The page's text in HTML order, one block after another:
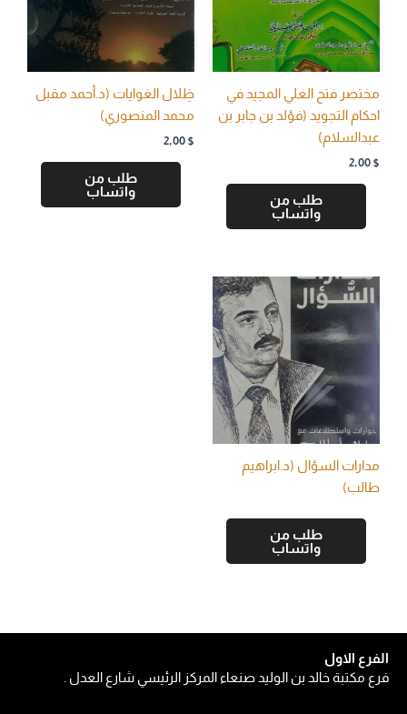
مختصر فتح العلي المجيد في
احكام التجويد (فؤلد بن جابر بن
عبدالسلام)
2,00 $
طلب من
واتساب
ظِلال الغوايات (د.أحمد مقبل
محمد المنصوري)
2,00 $
طلب من
واتساب
مدارات السؤال (د.ابراهيم
طالب)
طلب من
واتساب
الفرع الاول
فرع مكتبة خالد بن الوليد صنعاء المركز الرئيسي شارع العدل .